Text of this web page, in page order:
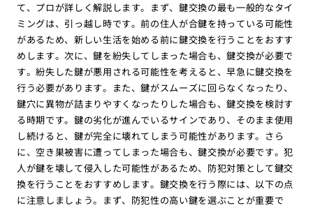
て、プロが詳しく解説します。まず、鍵交換の最も一般的なタイ
ミングは、引っ越し時です。前の住人が合鍵を持っている可能性
があるため、新しい生活を始める前に鍵交換を行うことをおすす
めします。次に、鍵を紛失してしまった場合も、鍵交換が必要で
す。紛失した鍵が悪用される可能性を考えると、早急に鍵交換を
行う必要があります。また、鍵がスムーズに回らなくなったり、
鍵穴に異物が詰まりやすくなったりした場合も、鍵交換を検討す
る時期です。鍵の劣化が進んでいるサインであり、そのまま使用
し続けると、鍵が完全に壊れてしまう可能性があります。さら
に、空き巣被害に遭ってしまった場合も、鍵交換が必要です。犯
人が鍵を壊して侵入した可能性があるため、防犯対策として鍵交
換を行うことをおすすめします。鍵交換を行う際には、以下の点
に注意しましょう。まず、防犯性の高い鍵を選ぶことが重要で